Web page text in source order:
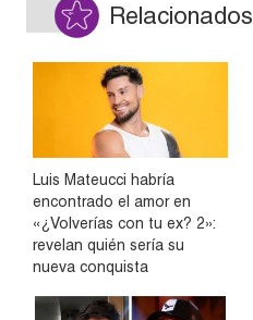
Relacionados
Luis Mateucci habría
encontrado el amor en
«¿Volverías con tu ex? 2»:
revelan quién sería su
nueva conquista